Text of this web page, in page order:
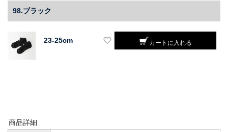
98.ブラック
23-25cm カートに入れる
商品詳細